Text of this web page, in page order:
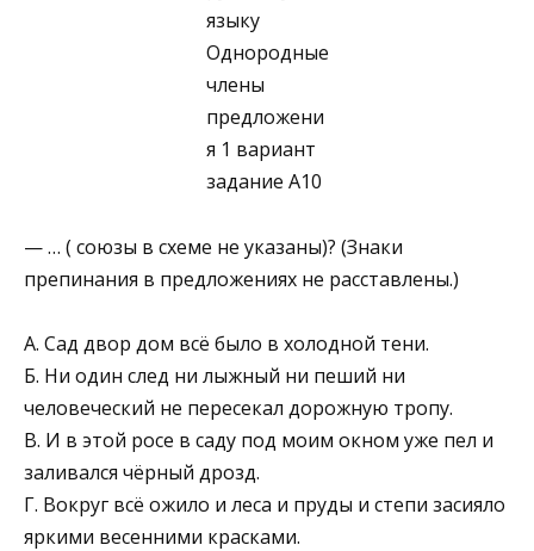
— … ( союзы в схеме не указаны)? (Знаки
препинания в предложени­ях не расставлены.)
А. Сад двор дом всё было в холодной тени.
Б. Ни один след ни лыжный ни пеший ни
человеческий не пересекал дорожную тропу.
В. И в этой росе в саду под моим окном уже пел и
зали­вался чёрный дрозд.
Г. Вокруг всё ожило и леса и пруды и степи засияло
яр­кими весенними красками.